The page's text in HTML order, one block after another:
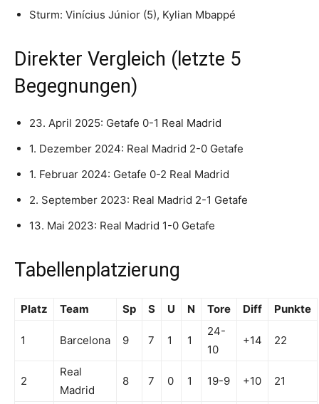
Sturm: Vinícius Júnior (5), Kylian Mbappé
Direkter Vergleich (letzte 5
Begegnungen)
23. April 2025: Getafe 0-1 Real Madrid
1. Dezember 2024: Real Madrid 2-0 Getafe
1. Februar 2024: Getafe 0-2 Real Madrid
2. September 2023: Real Madrid 2-1 Getafe
13. Mai 2023: Real Madrid 1-0 Getafe
Tabellenplatzierung
Platz Team Sp S U N Tore Diff Punkte
1 Barcelona 9 7 1 1
24-
10
+14 22
2
Real
Madrid
8 7 0 1 19-9 +10 21